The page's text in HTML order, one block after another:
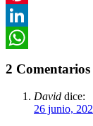
Pinterest
LinkedIn
2
David dice:
26 junio,